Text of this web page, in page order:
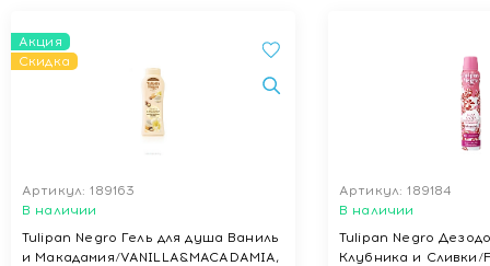
Акция
Скидка
Артикул: 189163
В наличии
Tulipan Negro Гель для душа Ваниль
и Макадамия/VANILLA&MACADAMIA,
Артикул: 189184
В наличии
Tulipan Negro
Клубника и Сливки/